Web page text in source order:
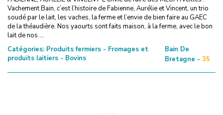
Vachement Bain, c’est l’histoire de Fabienne, Aurélie et Vincent, un trio
soudé par le lait, les vaches, la ferme et l’envie de bien faire au GAEC
de la théaudière. Nos yaourts sont faits maison, à la ferme, avec le bon
lait de nos ...
Catégories: Produits fermiers - Fromages et
produits laitiers - Bovins
Bain De
Bretagne - 35